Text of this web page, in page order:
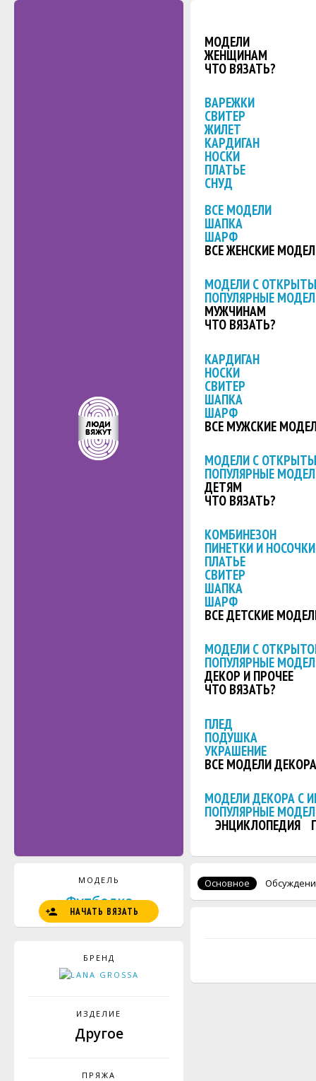
МОДЕЛИ
ЖЕНЩИНАМ
ЧТО ВЯЗАТЬ?
ВАРЕЖКИ
СВИТЕР
ЖИЛЕТ
КАРДИГАН
НОСКИ
ПЛАТЬЕ
СНУД
ВСЕ МОДЕЛИ
ШАПКА
ШАРФ
ВСЕ ЖЕНСКИЕ
МОДЕЛИ С
ПОПУЛЯРНЫЕ
МУЖЧИНАМ
ЧТО ВЯЗАТЬ?
КАРДИГАН
НОСКИ
СВИТЕР
ШАПКА
ШАРФ
ВСЕ МУЖСКИЕ
МОДЕЛИ С
ПОПУЛЯРНЫЕ
ДЕТЯМ
ЧТО ВЯЗАТЬ?
КОМБИНЕЗОН
ПИНЕТКИ И НОСОЧКИ
ПЛАТЬЕ
СВИТЕР
ШАПКА
ШАРФ
ВСЕ ДЕТСКИЕ
МОДЕЛИ С
ПОПУЛЯРНЫЕ
ДЕКОР И ПРОЧЕЕ
ЧТО ВЯЗАТЬ?
ПЛЕД
ПОДУШКА
УКРАШЕНИЕ
ВСЕ МОДЕЛИ ДЕКОРА
МОДЕЛИ ДЕКОРА С
ПОПУЛЯРНЫЕ
ЭНЦИКЛОПЕДИЯ
МОДЕЛЬ
Футболка
НАЧАТЬ ВЯЗАТЬ
БРЕНД
ИЗДЕЛИЕ
Другое
ПРЯЖА
Основное